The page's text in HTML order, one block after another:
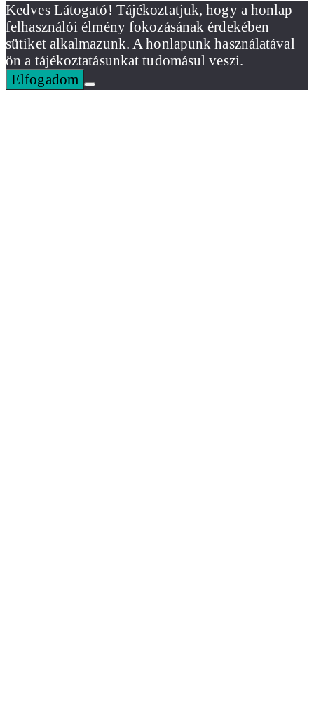
Kedves Látogató! Tájékoztatjuk, hogy a honlap
felhasználói élmény fokozásának érdekében
sütiket alkalmazunk. A honlapunk használatával
ön a tájékoztatásunkat tudomásul veszi.
Elfogadom